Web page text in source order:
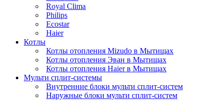
Royal Clima
Philips
Ecostar
Haier
Котлы
Котлы отопления Mizudo в Мытищах
Котлы отопления Эван в Мытищах
Котлы отопления Haier в Мытищах
Мульти сплит-системы
Внутренние блоки мульти сплит-систем
Наружные блоки мульти сплит-систем